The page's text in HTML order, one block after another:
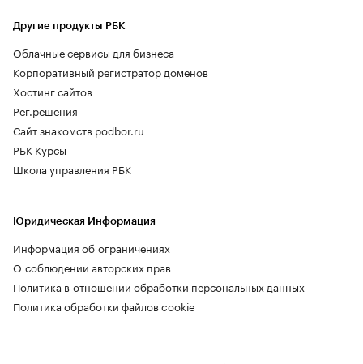
Другие продукты РБК
Облачные сервисы для бизнеса
Корпоративный регистратор доменов
Хостинг сайтов
Рег.решения
Сайт знакомств podbor.ru
РБК Курсы
Школа управления РБК
Юридическая Информация
Информация об ограничениях
О соблюдении авторских прав
Политика в отношении обработки персональных данных
Политика обработки файлов cookie